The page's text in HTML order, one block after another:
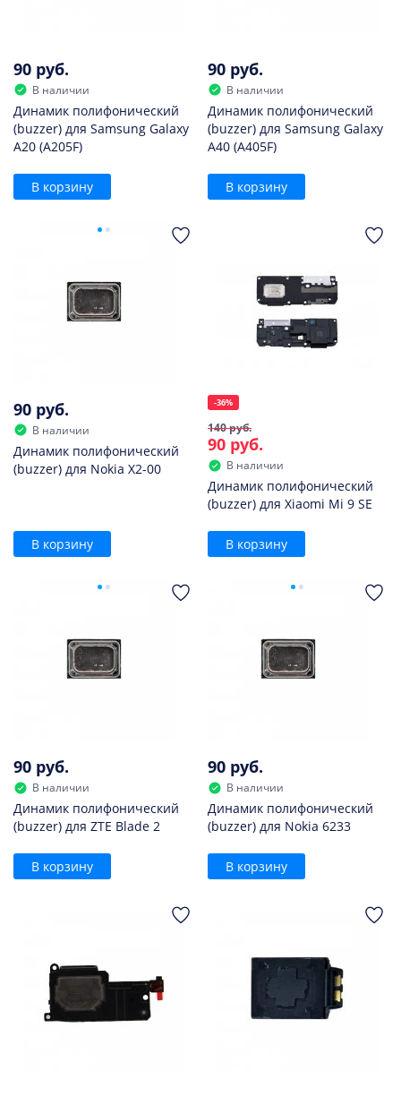
90 руб.
В наличии
Динамик полифонический
(buzzer) для Samsung Galaxy
A20 (A205F)
В корзину
90 руб.
В наличии
Динамик полифонический
(buzzer) для Samsung Galaxy
A40 (A405F)
В корзину
90 руб.
В наличии
Динамик полифонический
(buzzer) для Nokia X2-00
В корзину
-36%
140 руб.
90 руб.
В наличии
Динамик полифонический
(buzzer) для Xiaomi Mi 9 SE
В корзину
90 руб.
В наличии
Динамик полифонический
(buzzer) для ZTE Blade 2
В корзину
90 руб.
В наличии
Динамик полифонический
(buzzer) для Nokia 6233
В корзину